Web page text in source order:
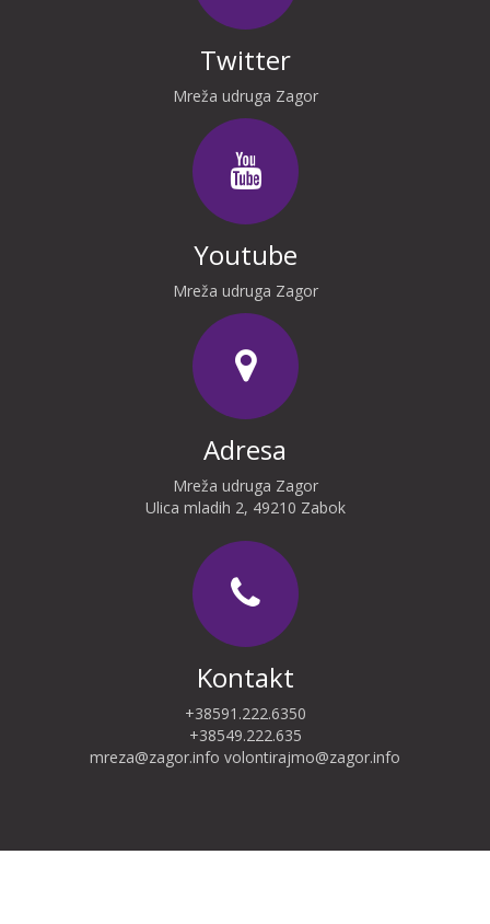
Twitter
Mreža udruga Zagor
Youtube
Mreža udruga Zagor
Adresa
Mreža udruga Zagor
Ulica mladih 2, 49210 Zabok
Kontakt
+38591.222.6350
+38549.222.635
mreza@zagor.info volontirajmo@zagor.info